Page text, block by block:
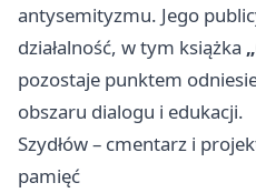
antysemityzmu. Jego
działalność, w tym książka
pozostaje punktem
obszaru dialogu i edukacji.
Szydłów – cmentarz i
pamięć